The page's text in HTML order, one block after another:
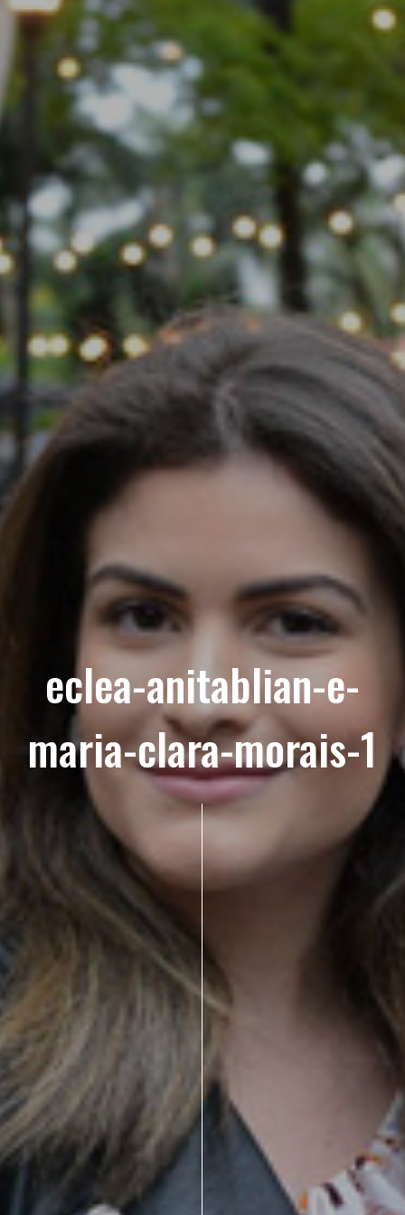
eclea-anitablian-e-
maria-clara-morais-1